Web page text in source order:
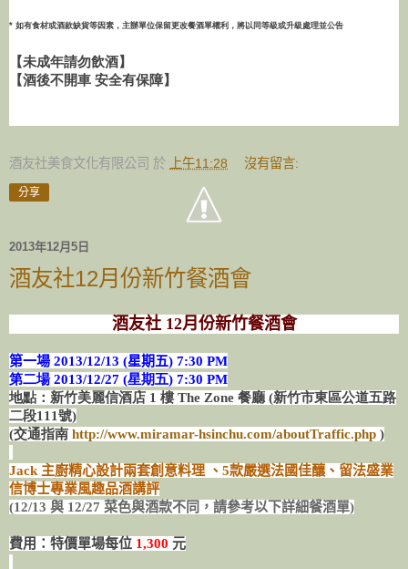
* 如有食材或酒款缺貨等因素，主辦單位保留更改餐酒單權利，將以同等級或升級處理並公告
【未成年請勿飲酒】
【酒後不開車 安全有保障】
酒友社美食文化有限公司 於 上午11:28 沒有留言:
分享
2013年12月5日
酒友社12月份新竹餐酒會
酒友社 12月份新竹餐酒會
第一場 2013/12/13 (星期五) 7:30 PM
第二場 2013/12/27 (星期五) 7:30 PM
地點：新竹美麗信酒店 1 樓 The Zone 餐廳 (新竹市東區公道五路
二段111號)
(交通指南 http://www.miramar-hsinchu.com/aboutTraffic.php )
Jack 主廚精心設計兩套創意料理 、5款嚴選法國佳釀、留法盛業
信博士專業風趣品酒講評
(12/13 與 12/27 菜色與酒款不同，請參考以下詳細餐酒單)
費用： 特價單場每位 1,300 元